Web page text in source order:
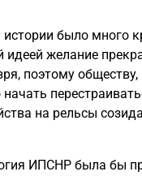
истории было много
идеей желание
поэтому
на рельсы
ИПСНР была бы